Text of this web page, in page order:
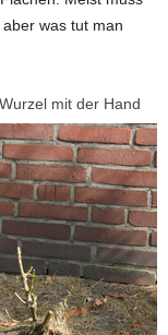
was tut man
mit der Hand